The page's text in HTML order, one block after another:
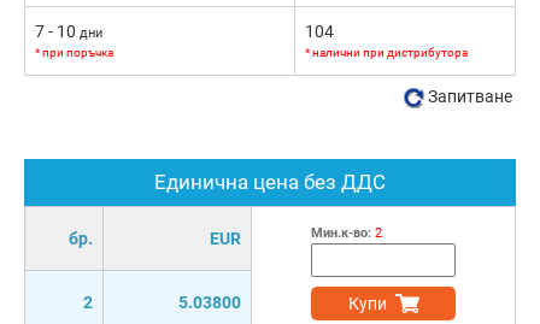
Единична цена без ДДС
бр. EUR
2 5.03800
Мин.к-во: 2
Купи
7 - 10 дни
* при поръчка
104
* налични при дистрибутора
Запитване